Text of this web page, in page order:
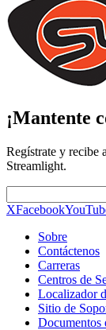
¡Mantente
Regístrate y recibe
Streamlight.
XFacebook
Sobre
Contáctenos
Carreras
Centros de
Localizador
Sitio de
Documentos